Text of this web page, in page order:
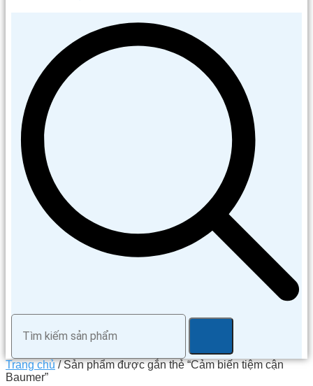
Trang chủ/ Sản phẩm được gắn thẻ “Cảm biến tiệm cận
Baumer”